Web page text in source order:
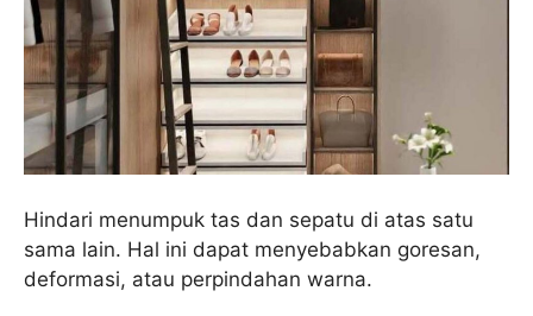
Hindari menumpuk tas dan sepatu di atas satu
sama lain. Hal ini dapat menyebabkan goresan,
deformasi, atau perpindahan warna.